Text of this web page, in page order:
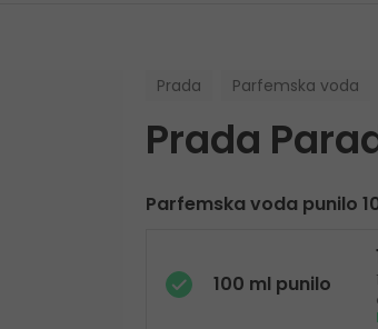
Prada Parfemska voda
Prada
Parfemska voda punilo
100 ml punilo